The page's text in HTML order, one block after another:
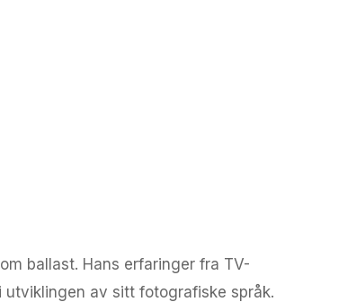
ballast. Hans erfaringer fra TV-
av sitt fotografiske språk.